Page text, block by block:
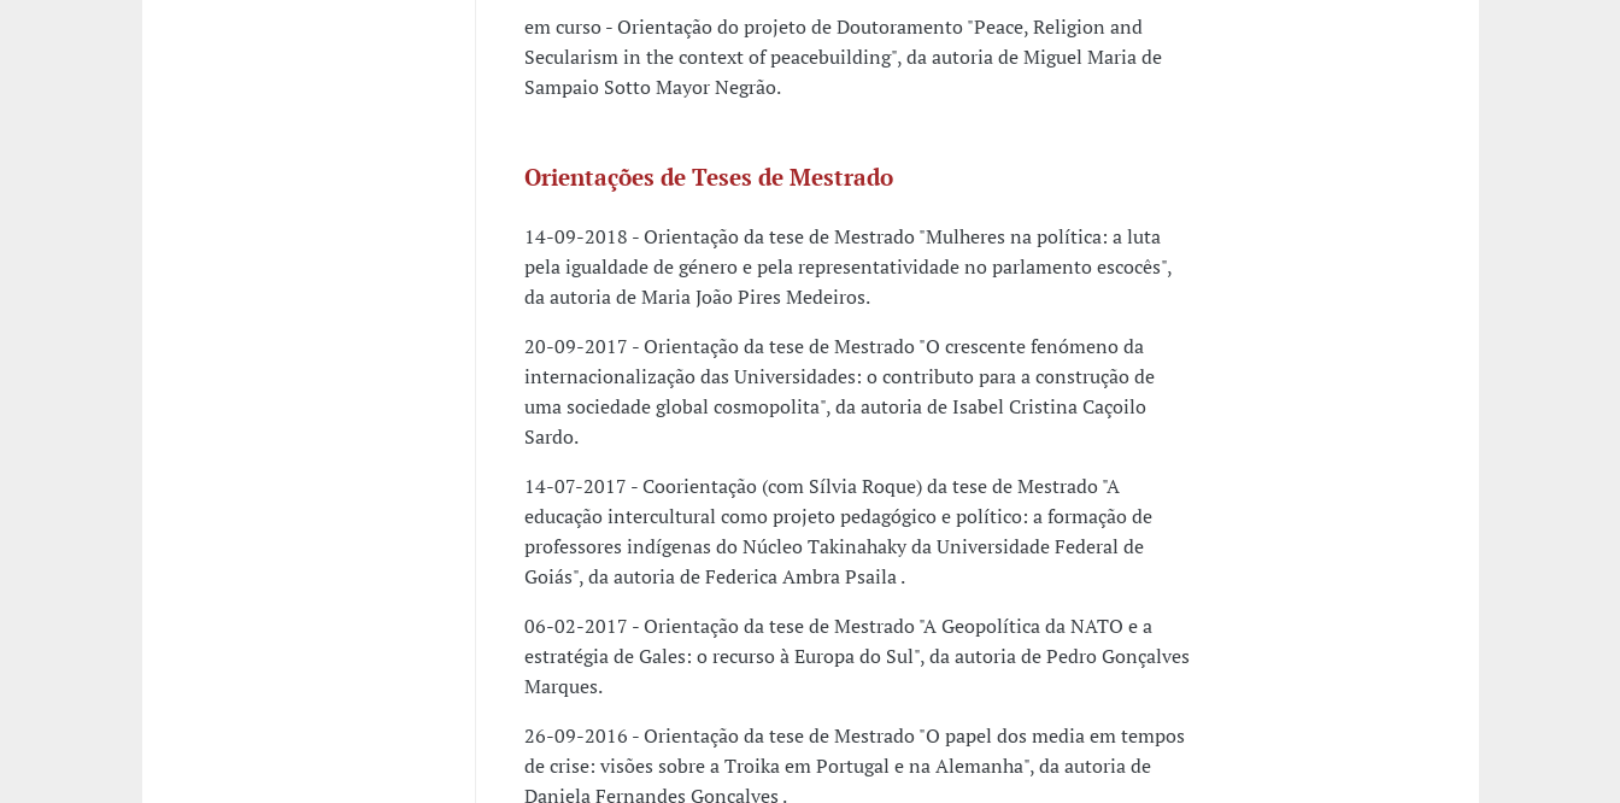
em curso - Orientação do projeto de Doutoramento "Peace, Religion and
Secularism in the context of peacebuilding", da autoria de Miguel Maria de
Sampaio Sotto Mayor Negrão.
Orientações de Teses de Mestrado
14-09-2018 - Orientação da tese de Mestrado "Mulheres na política: a luta
pela igualdade de género e pela representatividade no parlamento escocês",
da autoria de Maria João Pires Medeiros.
20-09-2017 - Orientação da tese de Mestrado "O crescente fenómeno da
internacionalização das Universidades: o contributo para a construção de
uma sociedade global cosmopolita", da autoria de Isabel Cristina Caçoilo
Sardo.
14-07-2017 - Coorientação (com Sílvia Roque) da tese de Mestrado "A
educação intercultural como projeto pedagógico e político: a formação de
professores indígenas do Núcleo Takinahaky da Universidade Federal de
Goiás", da autoria de Federica Ambra Psaila .
06-02-2017 - Orientação da tese de Mestrado "A Geopolítica da NATO e a
estratégia de Gales: o recurso à Europa do Sul", da autoria de Pedro Gonçalves
Marques.
26-09-2016 - Orientação da tese de Mestrado "O papel dos media em tempos
de crise: visões sobre a Troika em Portugal e na Alemanha", da autoria de
Daniela Fernandes Gonçalves .